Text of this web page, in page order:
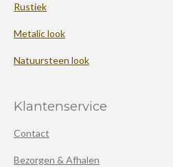
Rustiek
Metalic look
Natuursteen look
Klantenservice
Contact
Bezorgen & Afhalen